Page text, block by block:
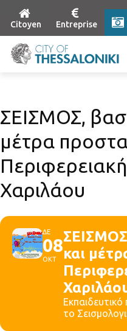
Citoyen Entreprise
ΣΕΙΣΜΟΣ,
μέτρα
Χαριλάου
ΔΕ
08
ΟΚΤ
και
το